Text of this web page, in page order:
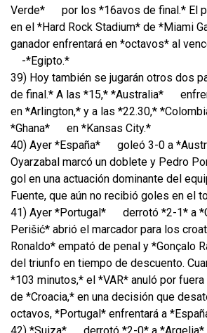
Verde*
por los *16avos de final.* El
en el *Hard Rock Stadium* de *Miami
ganador enfrentará en *octavos* al
-*Egipto.*
39) Hoy también se jugarán otros dos
de final.* A las *15,* *Australia*
en *Arlington,* y a las *22.30,*
*Ghana*
en *Kansas City.*
40) Ayer *España*
goleó 3-0 a
Oyarzabal marcó un doblete y Pedro
gol en una actuación dominante del
Fuente, que aún no recibió goles en el
41) Ayer *Portugal*
derrotó *2-1* a
Perišić* abrió el marcador para los
Ronaldo* empató de penal y *Gonçalo
del triunfo en tiempo de descuento.
*103 minutos,* el *VAR* anuló por
de *Croacia,* en una decisión que
octavos, *Portugal* enfrentará a